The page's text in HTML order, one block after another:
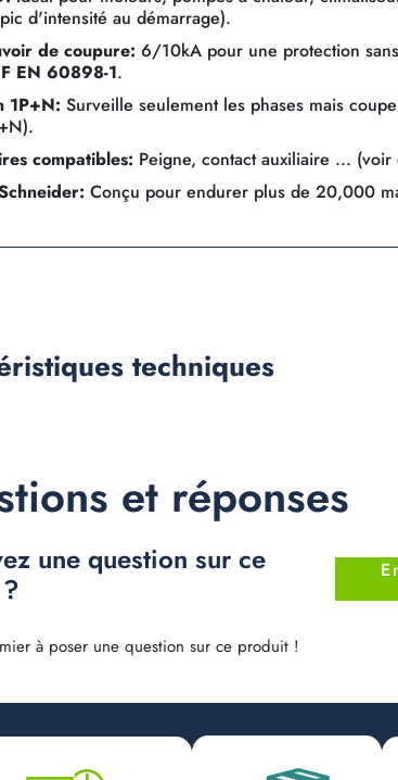
d'intensité au démarrage).
de coupure:6/10kA pour une protection
EN 60898-1.
1P+N: Surveille seulement les phases mais
compatibles: Peigne, contact auxiliaire ... (voir
Conçu pour endurer plus de 20,000
techniques
et réponses
une question sur ce
à poser une question sur ce produit !